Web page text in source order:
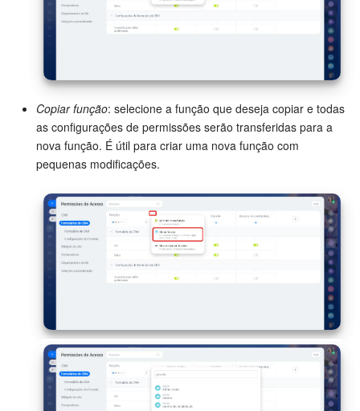
Questões Gerais
COMECE GRÁTIS
LOGIN
Copiar função: selecione a função que deseja copiar e todas
as configurações de permissões serão transferidas para a
nova função. É útil para criar uma nova função com
pequenas modificações.